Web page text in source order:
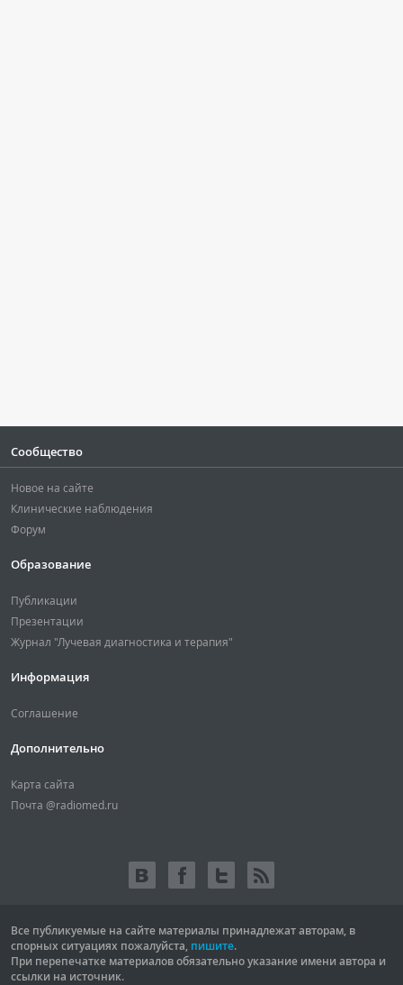
Сообщество
Новое на сайте
Клинические наблюдения
Форум
Образование
Публикации
Презентации
Журнал "Лучевая диагностика и терапия"
Информация
Соглашение
Дополнительно
Карта сайта
Почта @radiomed.ru
Все публикуемые на сайте материалы принадлежат авторам, в
спорных ситуациях пожалуйста, пишите.
При перепечатке материалов обязательно указание имени автора и
ссылки на источник.